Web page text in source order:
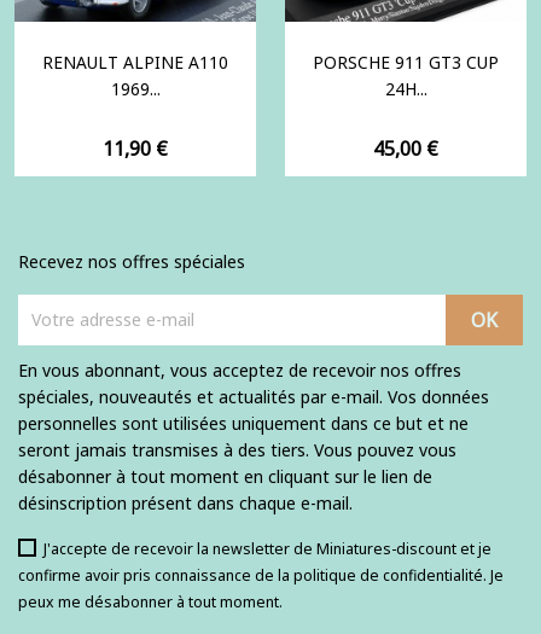
RENAULT ALPINE A110
1969...
Prix
11,90 €
PORSCHE 911 GT3 CUP
24H...
Prix
45,00 €
Recevez nos offres spéciales
En vous abonnant, vous acceptez de recevoir nos offres
spéciales, nouveautés et actualités par e-mail. Vos données
personnelles sont utilisées uniquement dans ce but et ne
seront jamais transmises à des tiers. Vous pouvez vous
désabonner à tout moment en cliquant sur le lien de
désinscription présent dans chaque e-mail.
J'accepte de recevoir la newsletter de Miniatures-discount et je
confirme avoir pris connaissance de la politique de confidentialité. Je
peux me désabonner à tout moment.